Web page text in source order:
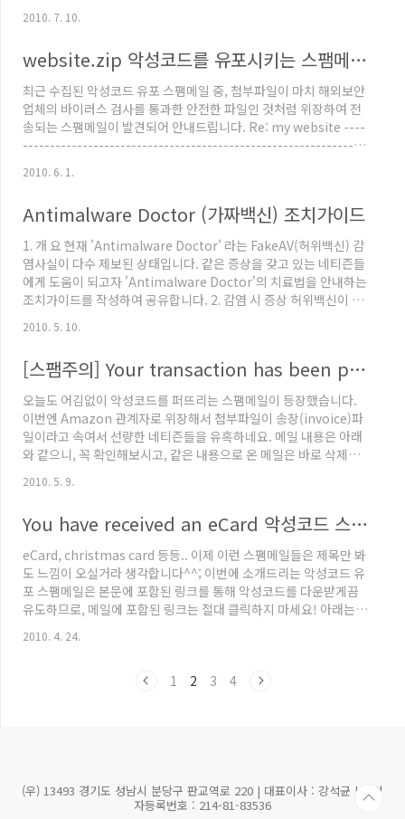
해당 스팸메일의 변형이 발견되고 있으며 최근에 발견된 스패메일
Notification (Delay) Delivery Status Notification (Failure)
해당 스팸메일에 첨부된 파일은 아래와 같은 파일명의 html 파일입
니다. Forwarded Message.html 첨부된 html 파일을 실행하면
이전과 동일하게 ..
2010. 7. 10.
website.zip 악성코드를 유포시키는 스팸메일 주의!
최근 수집된 악성코드 유포 스팸메일 중, 첨부파일이 마치 해외보안
업체의 바이러스 검사를 통과한 안전한 파일인 것처럼 위장하여 전
송되는 스팸메일이 발견되어 안내드립니다. Re: my website ----
---------------------------------------------------------------
website.zip: No virus found Powered by the new Norton
럼 website.zip 이 바이러스테스트를 통과한 것처럼 메일을 뿌려,
사용자가 안심하고 실행할 수 있게끔 유..
2010. 6. 1.
Antimalware Doctor (가짜백신) 조치가이드
1. 개 요 현재 'Antimalware Doctor' 라는 FakeAV(허위백신) 감
염사실이 다수 제보된 상태입니다. 같은 증상을 갖고 있는 네티즌들
에게 도움이 되고자 'Antimalware Doctor'의 치료법을 안내하는
조치가이드를 작성하여 공유합니다. 2. 감염 시 증상 허위백신이 동
생성되는 창] 위협요소를 치료하겠다고 클릭하면, 아래와 같이 Key
림2. Key 활성화 안내창] 트레이에는 그림과 같은 2가지 아이콘이
생성되며, Close를 눌러도 종료되지 않습니다. [그림3. 트레이에 나
타나는 아이콘] 3. 조치 방법 현재 V3 제품에서 해당 허위백신을
Win-Tr..
2010. 5. 10.
[스팸주의] Your transaction has been processed
오늘도 어김없이 악성코드를 퍼뜨리는 스팸메일이 등장했습니다.
이번엔 Amazon 관계자로 위장해서 첨부파일이 송장(invoice)파
일이라고 속여서 선량한 네티즌들을 유혹하네요. 메일 내용은 아래
와 같으니, 꼭 확인해보시고, 같은 내용으로 온 메일은 바로 삭제하
transaction has been processed by WorldPay, on behalf
message. This is not a tax receipt. We processed your
payment. Amazon Inc has received your or..
2010. 5. 9.
You have received an eCard 악성코드 스팸메일 주의!
eCard, christmas card 등등.. 이제 이런 스팸메일들은 제목만 봐
도 느낌이 오실거라 생각합니다^^; 이번에 소개드리는 악성코드 유
포 스팸메일은 본문에 포함된 링크를 통해 악성코드를 다운받게끔
유도하므로, 메일에 포함된 링크는 절대 클릭하지 마세요! 아래는
내용 Good day. You have received an eCard To pick up your
your web browser): http://micro.[삭제].com/ecard.zip
2010. 4. 24.
1 2 3 4
(우) 13493 경기도 성남시 분당구 판교역로 220 | 대표이사 : 강석균 | 사업
자등록번호 : 214-81-83536